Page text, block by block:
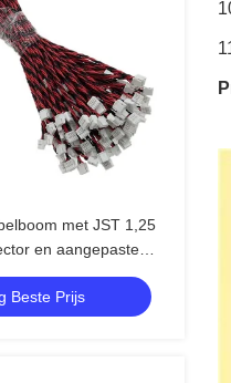
met JST 1,25
en aangepaste
gecertificeerde
Beste Prijs